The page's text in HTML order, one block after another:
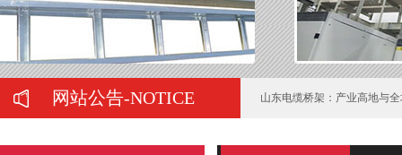
网站公告-NOTICE
电缆桥架的施工要注意哪些
梯式热镀锌电缆桥架的防锈
山东电缆桥架：产业高地与